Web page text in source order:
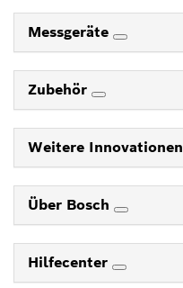
Messgeräte
Zubehör
Weitere Innovationen
Über Bosch
Hilfecenter